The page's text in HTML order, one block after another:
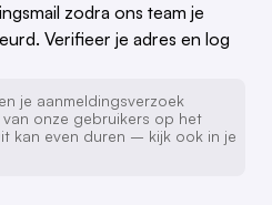
zodra ons team je
Verifieer je adres en log
je aanmeldingsverzoek
onze gebruikers op het
kan even duren – kijk ook in je